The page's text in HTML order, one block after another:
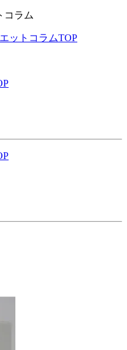
コラム
ットコラムTOP